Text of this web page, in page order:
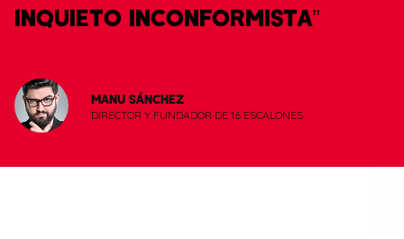
INQUIETO INCONFORMISTA”
MANU SÁNCHEZ
DIRECTOR Y FUNDADOR DE 16 ESCALONES